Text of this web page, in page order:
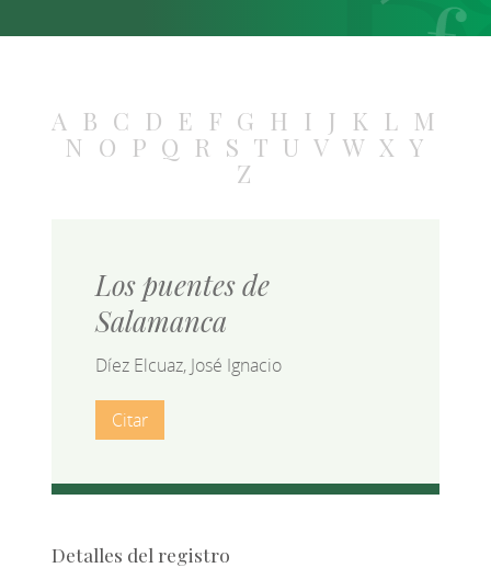
A B C D E F G H I J K L M
N O P Q R S T U V W X Y
Z
Los puentes de
Salamanca
Díez Elcuaz, José Ignacio
Citar
Detalles del registro